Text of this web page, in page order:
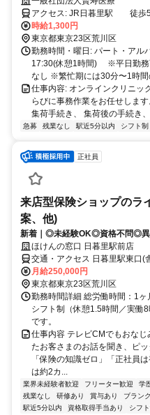
アクセス: JR日暮里駅 徒歩5分 JR西日暮里駅 徒歩10分 JR三河
島駅 徒歩14分
時給1,300円
東京都東京23区荒川区
勤務時間・曜日: パート・アル
17:30(休憩1時間) ※平日勤務
なし ※繁忙期には30分〜1時間
仕事内容: オンラインクリニッ
らびに事務作業をお任せしま
集荷手続き、 集荷後の手続き
急募 残業なし 駅近5分以内 シフト制
正社員
来店型保険ショップのラ
案、他)
新着｜◎未経験OK◎資格不問◎異
ほけんの窓口 日暮里駅前店
交通・アクセス 日暮里駅東口(
前バス停から徒歩1分
月給250,000円
東京都東京23区荒川区
勤務時間詳細 総労働時間：1
シフト制（休憩1.5時間／実働
です。
仕事内容 テレビCMでもおな
たお客さまのお話を聞き、ピ
「保険の知識ゼロ」「正社員
は約2カ...
業界未経験者歓迎 フリーター歓迎 学
残業なし
研修あり 賞与あり ブラン
駅近5分以内
資格取得手当あり シフ